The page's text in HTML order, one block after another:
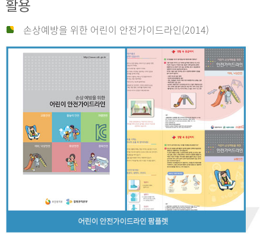
활용
손상예방을 위한 어린이 안전가이드라인(2014)